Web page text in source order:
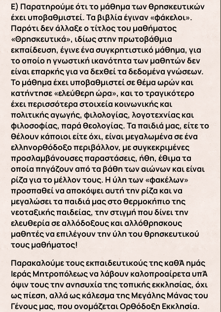
Ε) Παρατηρούμε ότι το μάθημα των θρησκευτικών
έχει υποβαθμιστεί. Τα βιβλία έγιναν «φάκελοι».
Παρότι δεν άλλαξε ο τίτλος του μαθήματος
«Θρησκευτικά», ιδίως στην πρωτοβάθμια
εκπαίδευση, έγινε ένα συγκρητιστικό μάθημα, για
το οποίο η γνωστική ικανότητα των μαθητών δεν
είναι επαρκής για να δεχθεί τα δεδομένα γνώσεων.
Το μάθημα έχει υποβαθμιστεί σε θέμα ωρών και
κατήντησε «ελεύθερη ώρα», και το τραγικότερο
έχει περισσότερα στοιχεία κοινωνικής και
πολιτικής αγωγής, φιλολογίας, λογοτεχνίας και
φιλοσοφίας, παρά θεολογίας. Τα παιδιά μας, είτε το
θέλουν κάποιοι είτε όχι, είναι μεγαλωμένα σε ένα
ελληνορθόδοξο περιβάλλον, με συγκεκριμένες
προσλαμβάνουσες παραστάσεις, ήθη, έθιμα τα
οποία πηγάζουν από τα βάθη των αιώνων και είναι
ρίζα για το μέλλον τους. Η ύλη των «φακέλων»
προσπαθεί να αποκόψει αυτή την ρίζα και να
μεγαλώσει τα παιδιά μας στο θερμοκήπιο της
νεοταξικής παιδείας, την στιγμή που δίνει την
ελευθερία σε αλλόδοξους και αλλόθρησκους
μαθητές να επιλέγουν την ύλη του θρησκευτικού
τους μαθήματος!
Παρακαλούμε τους εκπαιδευτικούς της καθΆ ημάς
Ιεράς Μητροπόλεως να λάβουν καλοπροαίρετα υπΆ
όψιν τους την ανησυχία της τοπικής εκκλησίας, όχι
ως πίεση, αλλά ως κάλεσμα της Μεγάλης Μάνας του
Γένους μας, που ονομάζεται Ορθόδοξη Εκκλησία.